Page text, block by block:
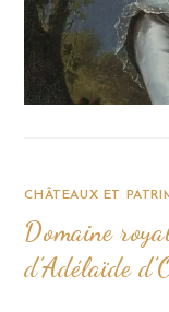
CHÂTEAUX ET
Domaine
d’Adélaïde